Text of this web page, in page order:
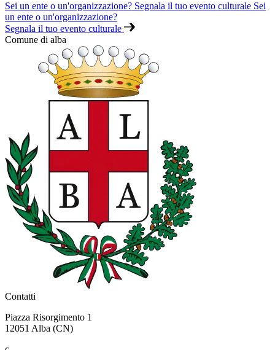
Sei un ente o un'organizzazione? Segnala il tuo evento culturale Sei
un ente o un'organizzazione?
Segnala il tuo evento culturale
Comune di alba
Contatti
Piazza Risorgimento 1
12051 Alba (CN)